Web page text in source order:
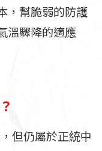
，幫脆弱的防護
溫驟降的適應
但仍屬於正統中